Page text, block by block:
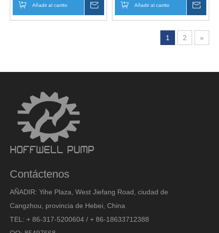
Añadir al carrito Preguntar Añadir al carrito
1 2 »
Contáctenos
AÑADIR: Yihe Plaza, West Jiefang Road, ciudad de
Cangzhou, provincia de Hebei, China
TEL: + 86-317-5200604 / + 86-18633712388